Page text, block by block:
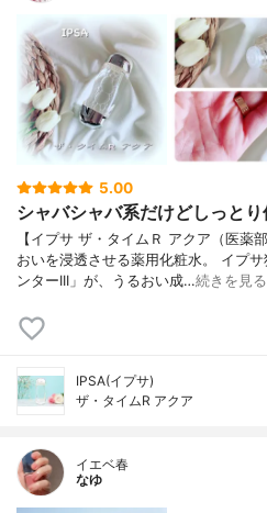
5.00
シャバシャバ系だけどしっとり
【イプサ ザ・タイムＲ アクア（医薬
おいを浸透させる薬用化粧水。 イプ
ンターIII」が、うるおい成…続きを見る
IPSA(イプサ)
ザ・タイムR アクア
イエベ春
なゆ